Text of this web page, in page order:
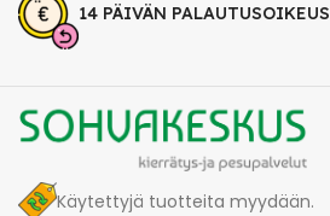
14 PÄIVÄN PALAUTUSOIKEUS
Käytettyjä tuotteita myydään.